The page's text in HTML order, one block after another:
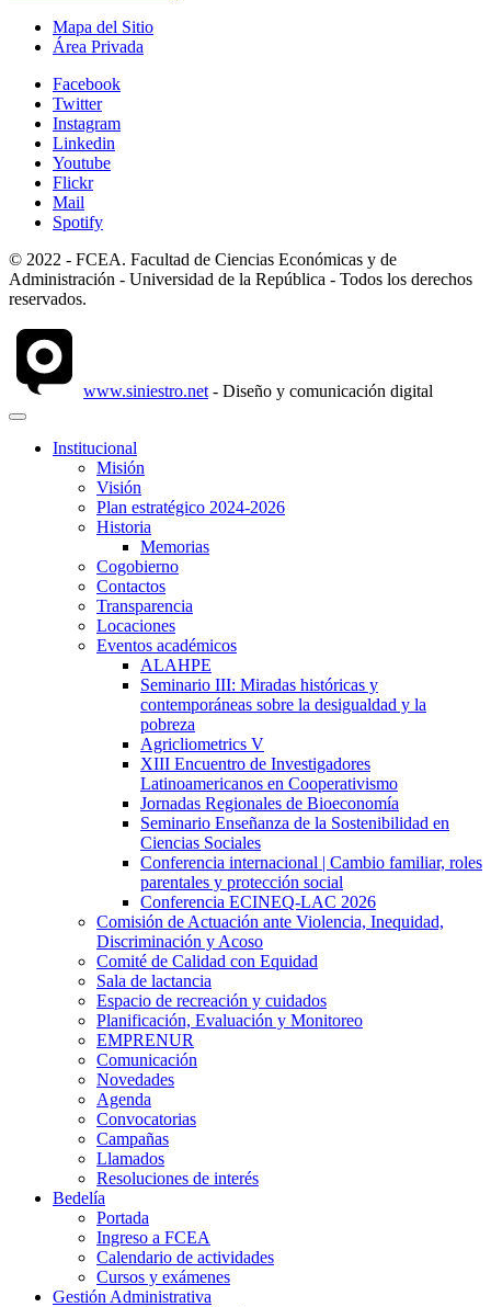
Mapa del Sitio
Área Privada
Facebook
Twitter
Instagram
Linkedin
Youtube
Flickr
Mail
Spotify
© 2022 - FCEA. Facultad de Ciencias Económicas y de
Administración - Universidad de la República - Todos los derechos
reservados.
www.siniestro.net - Diseño y comunicación digital
Institucional
Misión
Visión
Plan estratégico 2024-2026
Historia
Memorias
Cogobierno
Contactos
Transparencia
Locaciones
Eventos académicos
ALAHPE
Seminario III: Miradas históricas y
contemporáneas sobre la desigualdad y la
pobreza
Agricliometrics V
XIII Encuentro de Investigadores
Latinoamericanos en Cooperativismo
Jornadas Regionales de Bioeconomía
Seminario Enseñanza de la Sostenibilidad en
Ciencias Sociales
Conferencia internacional | Cambio familiar, roles
parentales y protección social
Conferencia ECINEQ-LAC 2026
Comisión de Actuación ante Violencia, Inequidad,
Discriminación y Acoso
Comité de Calidad con Equidad
Sala de lactancia
Espacio de recreación y cuidados
Planificación, Evaluación y Monitoreo
EMPRENUR
Comunicación
Novedades
Agenda
Convocatorias
Campañas
Llamados
Resoluciones de interés
Bedelía
Portada
Ingreso a FCEA
Calendario de actividades
Cursos y exámenes
Gestión Administrativa